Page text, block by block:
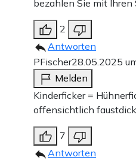
bezahlen Sie mit Ihren
2
Antworten
PFischer28.05.2025
Melden
Kinderficker =
offensichtlich
7
Antworten